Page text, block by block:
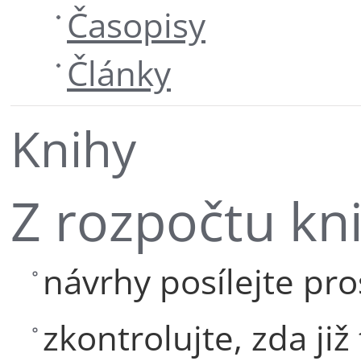
Časopisy
Články
Knihy
Z rozpočtu
návrhy posílejte
zkontrolujte, zda